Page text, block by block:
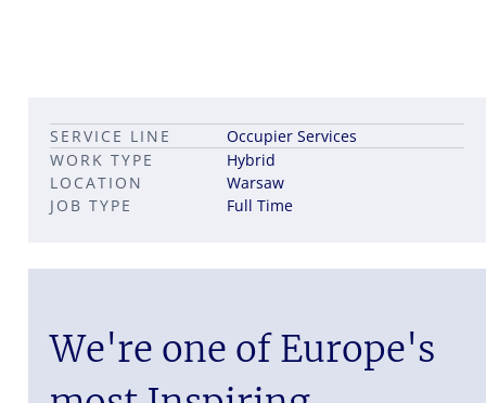
Career pathways in property
Leadership career pathways
Capital Markets roles
JOB TYPE Full Time
LOCATION Warsaw
SERVICE LINE
Occupier Services
WORK TYPE
Hybrid
We're one of Europe's